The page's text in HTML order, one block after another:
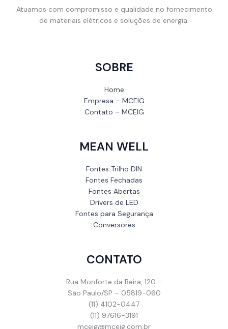
Atuamos com compromisso e qualidade no fornecimento
de materiais elétricos e soluções de energia.
SOBRE
Home
Empresa – MCEIG
Contato – MCEIG
MEAN WELL
Fontes Trilho DIN
Fontes Fechadas
Fontes Abertas
Drivers de LED
Fontes para Segurança
Conversores
CONTATO
Rua Monforte da Beira, 120 –
São Paulo/SP – 05819-060
(11) 4102-0447
(11) 97616-3191
mceig@mceig.com.br